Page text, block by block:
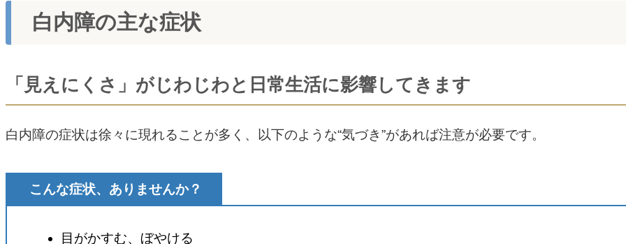
白内障の主な症状
「見えにくさ」がじわじわと日常生活に影響してきます
白内障の症状は徐々に現れることが多く、以下のような“気づき”があれば注意が必要です。
こんな症状、ありませんか？
目がかすむ、ぼやける